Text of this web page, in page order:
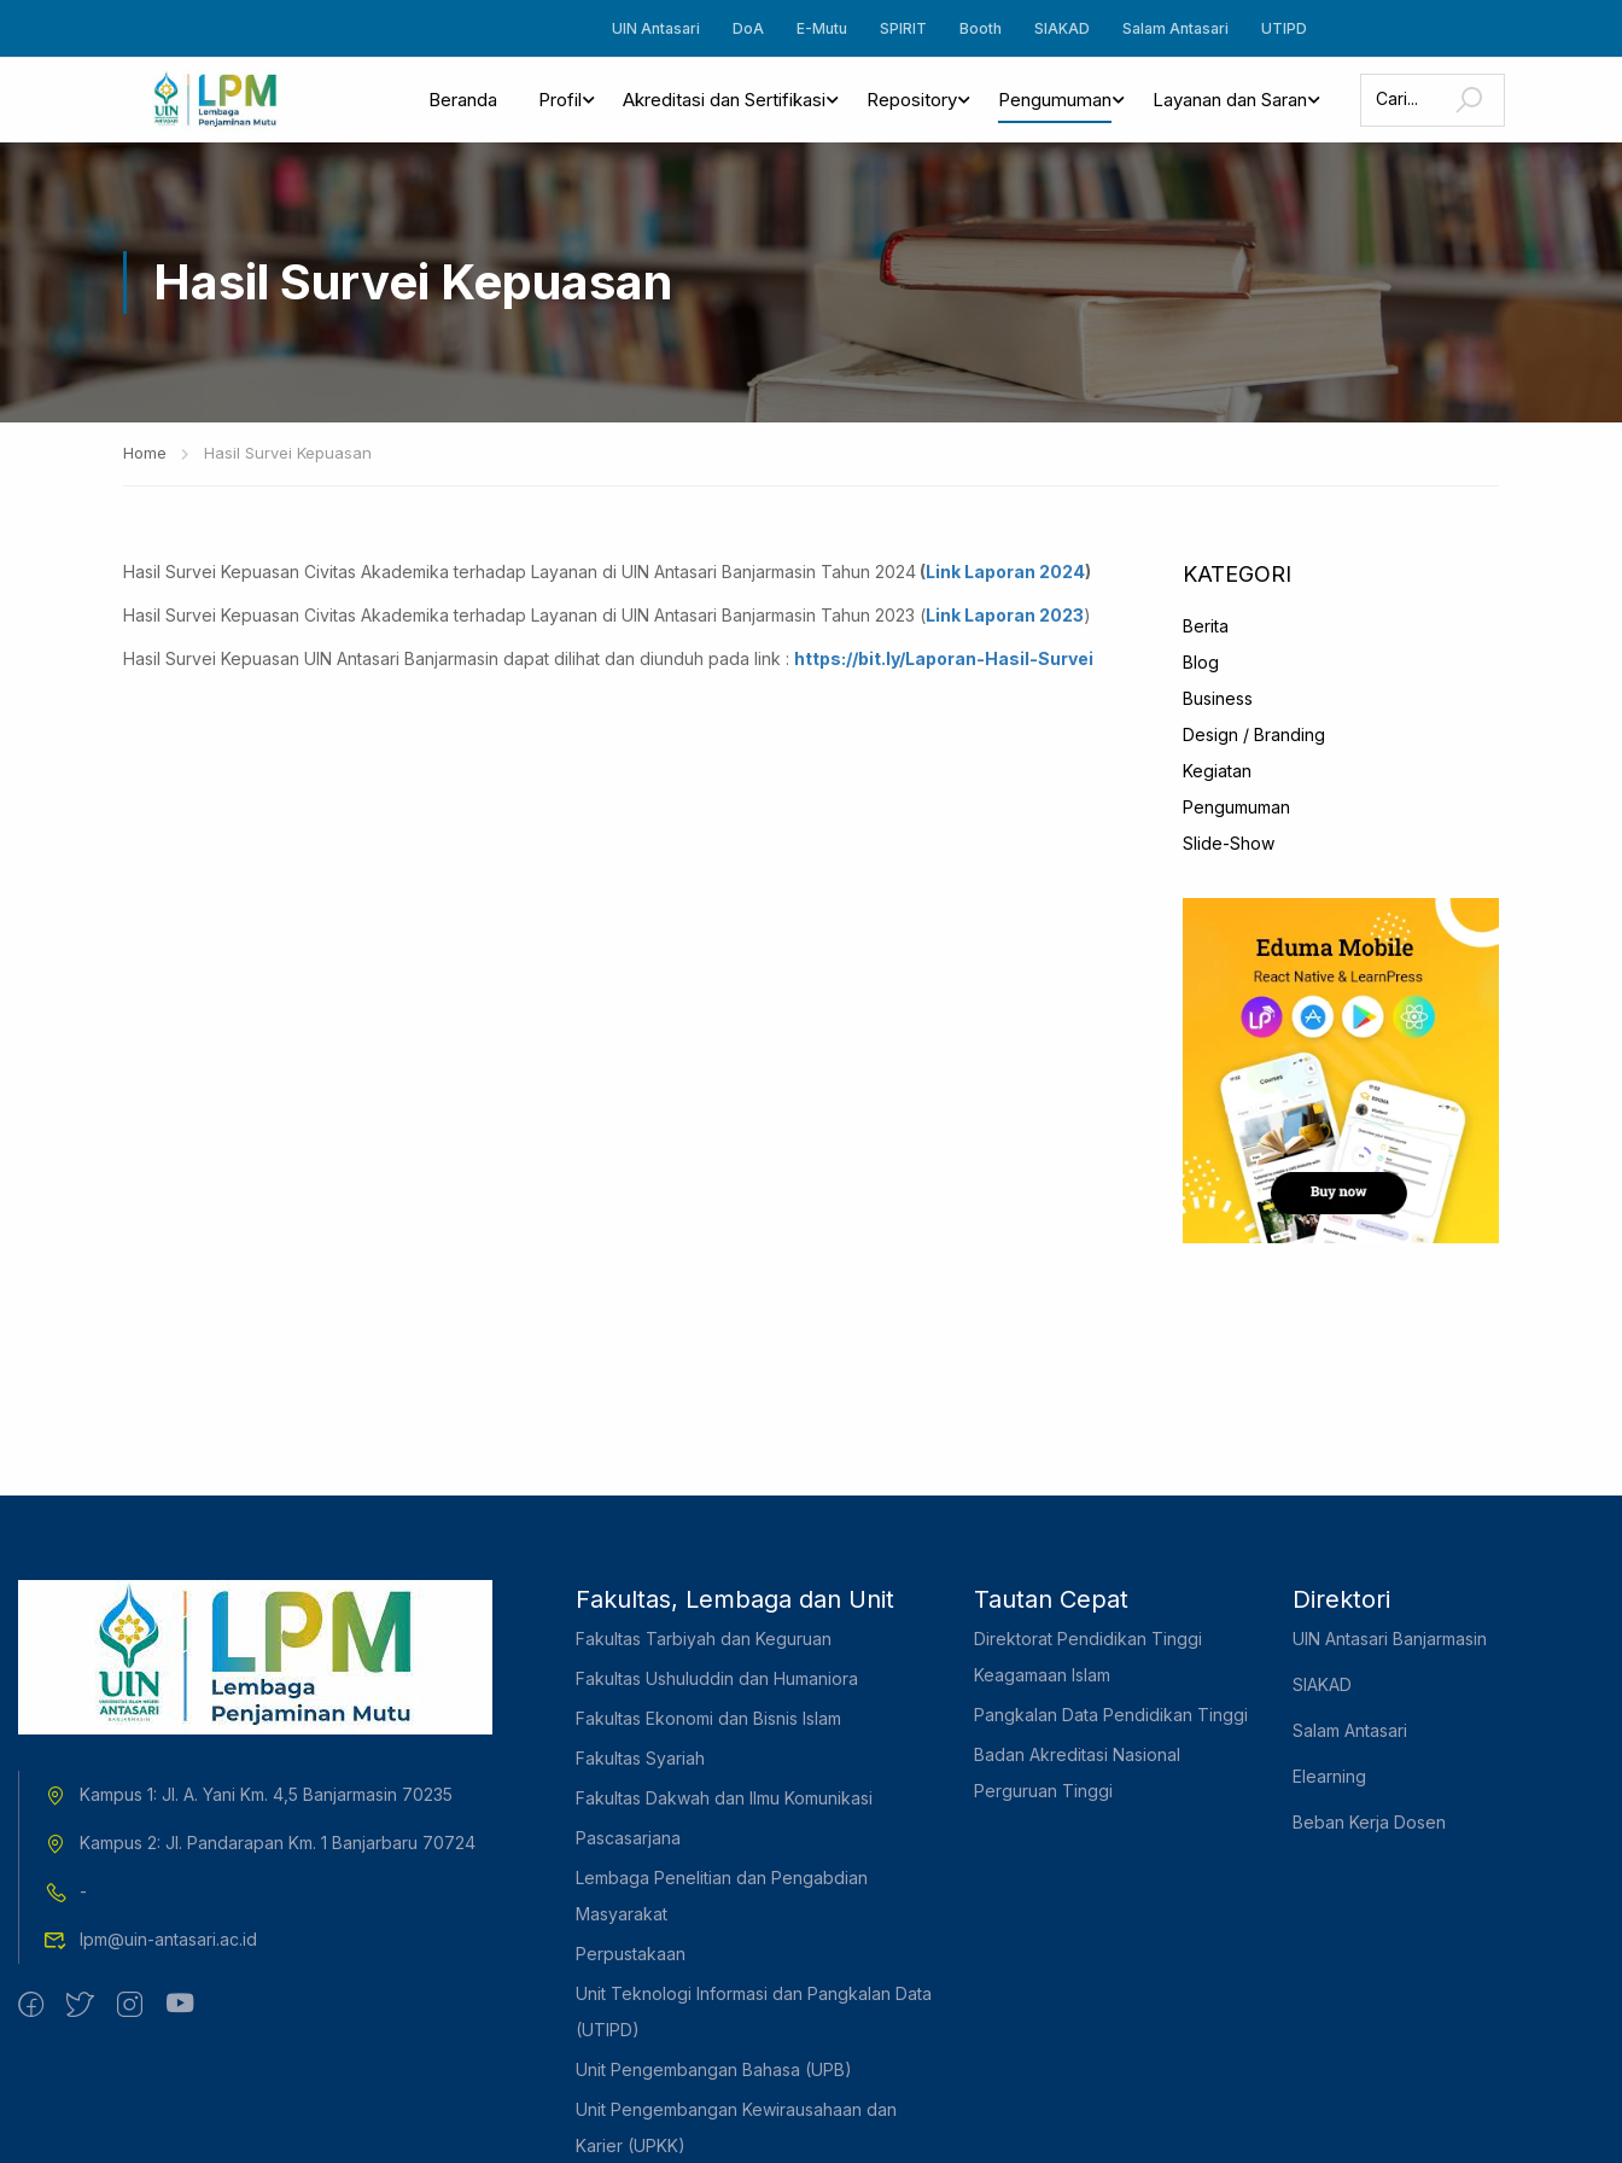
UIN Antasari DoA E-Mutu SPIRIT Booth SIAKAD Salam Antasari UTIPD
Beranda Profil Akreditasi dan Sertifikasi Repository Pengumuman Layanan dan Saran
Hasil Survei Kepuasan
Home Hasil Survei Kepuasan
Hasil Survei Kepuasan Civitas Akademika terhadap Layanan di UIN Antasari Banjarmasin Tahun 2024 (Link Laporan 2024)
Hasil Survei Kepuasan Civitas Akademika terhadap Layanan di UIN Antasari Banjarmasin Tahun 2023 (Link Laporan 2023)
Hasil Survei Kepuasan UIN Antasari Banjarmasin dapat dilihat dan diunduh pada link : https://bit.ly/Laporan-Hasil-Survei
KATEGORI
Berita
Blog
Business
Design / Branding
Kegiatan
Pengumuman
Slide-Show
Kampus 1: Jl. A. Yani Km. 4,5 Banjarmasin 70235
Kampus 2: Jl. Pandarapan Km. 1 Banjarbaru 70724
-
lpm@uin-antasari.ac.id
Fakultas, Lembaga dan Unit
Fakultas Tarbiyah dan Keguruan
Fakultas Ushuluddin dan Humaniora
Fakultas Ekonomi dan Bisnis Islam
Fakultas Syariah
Fakultas Dakwah dan Ilmu Komunikasi
Pascasarjana
Lembaga Penelitian dan Pengabdian
Masyarakat
Perpustakaan
Unit Teknologi Informasi dan Pangkalan Data
(UTIPD)
Unit Pengembangan Bahasa (UPB)
Unit Pengembangan Kewirausahaan dan
Karier (UPKK)
Tautan Cepat
Direktorat Pendidikan Tinggi
Keagamaan Islam
Pangkalan Data Pendidikan Tinggi
Badan Akreditasi Nasional
Perguruan Tinggi
Direktori
UIN Antasari Banjarmasin
SIAKAD
Salam Antasari
Elearning
Beban Kerja Dosen